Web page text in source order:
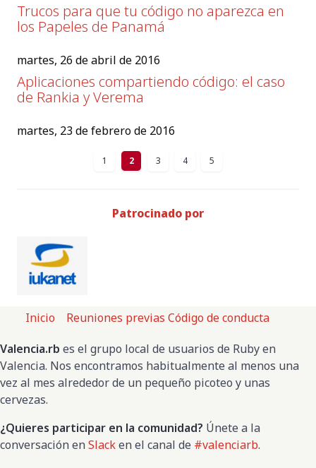
Trucos para que tu código no aparezca en
los Papeles de Panamá
martes, 26 de abril de 2016
Aplicaciones compartiendo código: el caso
de Rankia y Verema
martes, 23 de febrero de 2016
1 2 3 4 5
Patrocinado por
Inicio Reuniones previas Código de conducta
Valencia.rb es el grupo local de usuarios de Ruby en
Valencia. Nos encontramos habitualmente al menos una
vez al mes alrededor de un pequeño picoteo y unas
cervezas.
¿Quieres participar en la comunidad? Únete a la
conversación en Slacken el canal de #valenciarb.